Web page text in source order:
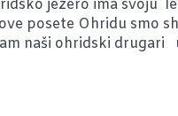
jezero ima
posete Ohridu smo
naši ohridski